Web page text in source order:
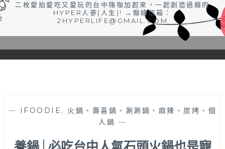
二枚愛拍愛吃又愛玩的台中嗨咖加起來，一起創造過癮的
HYPER人蔘(人生)! →聯絡信箱：
2HYPERLIFE@GMAIL.COM
— IFOODIE , 火鍋、壽喜鍋、涮涮鍋、麻辣、炭烤、個
人鍋 —
養鍋│必吃台中人氣石頭火鍋也是寵